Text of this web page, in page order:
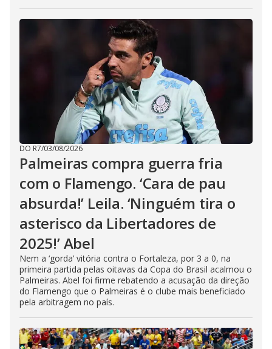
DO R7/03/08/2026
Palmeiras compra guerra fria
com o Flamengo. ‘Cara de pau
absurda!’ Leila. ‘Ninguém tira o
asterisco da Libertadores de
2025!’ Abel
Nem a ‘gorda’ vitória contra o Fortaleza, por 3 a 0, na
primeira partida pelas oitavas da Copa do Brasil acalmou o
Palmeiras. Abel foi firme rebatendo a acusação da direção
do Flamengo que o Palmeiras é o clube mais beneficiado
pela arbitragem no país.